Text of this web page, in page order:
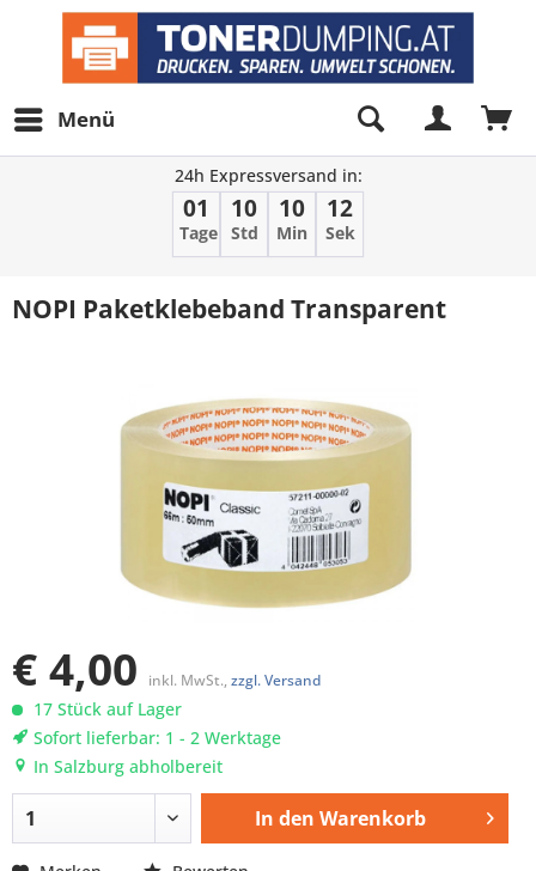
Menü
24h Expressversand in:
01
Tage
10
Std
10
Min
12
Sek
NOPI Paketklebeband Transparent
€ 4,00 inkl. MwSt., zzgl. Versand
17 Stück auf Lager
Sofort lieferbar: 1 - 2 Werktage
In Salzburg abholbereit
In den Warenkorb